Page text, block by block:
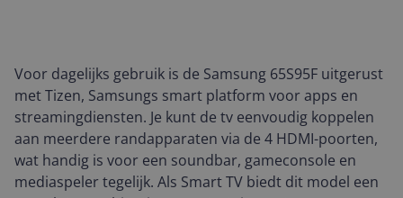
Voor dagelijks gebruik is de Samsung 65S95F uitgerust
met Tizen, Samsungs smart platform voor apps en
streamingdiensten. Je kunt de tv eenvoudig koppelen
aan meerdere randapparaten via de 4 HDMI-poorten,
wat handig is voor een soundbar, gameconsole en
mediaspeler tegelijk. Als Smart TV biedt dit model een